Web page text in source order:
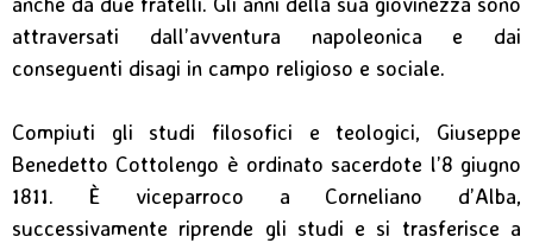
attraversati dall’avventura napoleonica e dai
conseguenti disagi in campo religioso e sociale.
Compiuti gli studi filosofici e teologici, Giuseppe
Benedetto Cottolengo è ordinato sacerdote l’8 giugno
1811. È viceparroco a Corneliano d’Alba,
successivamente riprende gli studi e si trasferisce a